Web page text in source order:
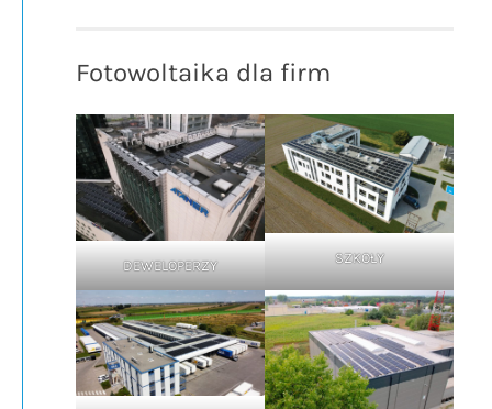
Fotowoltaika dla firm
DEWELOPERZY SZKOŁY